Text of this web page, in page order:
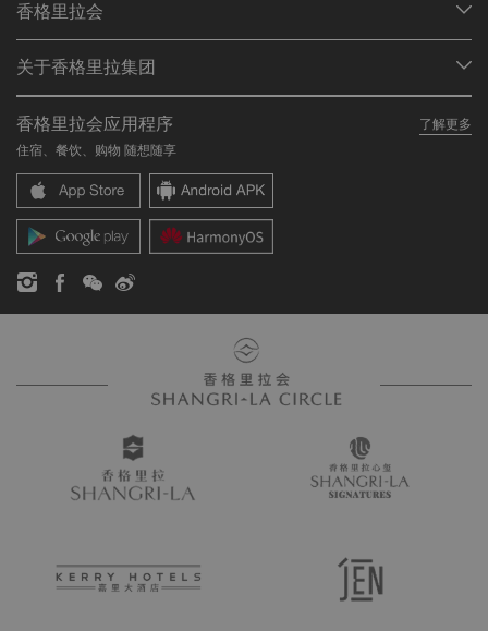
查找预订
餐厅与酒吧
香格里拉会
加入香格里拉会
常见问题
联络我们
关于香格里拉集团
我们的酒店品牌
香格里拉中心
香格里拉公寓
联系方式
职业发展
企业社会责任
新闻稿
香格里拉会应用程序
了解更多
住宿、餐饮、购物 随想随享